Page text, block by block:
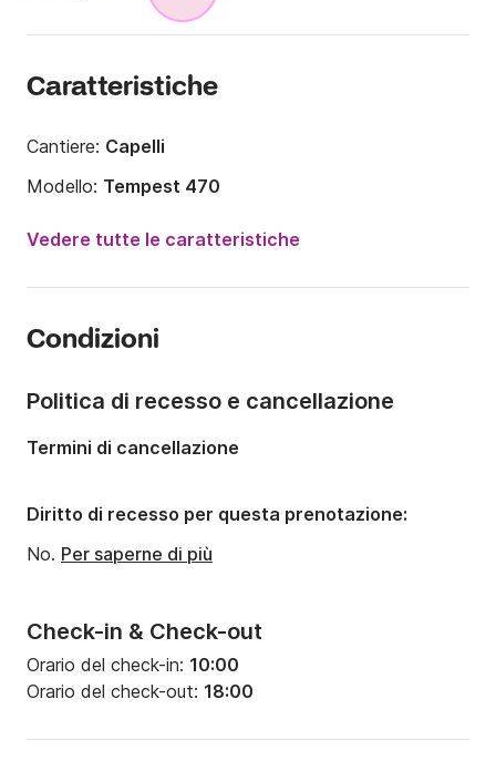
Caratteristiche
Cantiere: Capelli
Modello: Tempest 470
15CV
Portata massima persone:
Vedere tutte le caratteristiche
Condizioni
Check-in & Check-out
Orario del check-in: 10:00
Orario del check-out: 18:00
Politica di recesso e cancellazione
Termini di cancellazione
Diritto di recesso per questa prenotazione:
No. Per saperne di più